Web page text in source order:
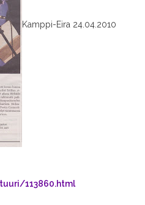
Kamppi-Eira 24.04.2010
113860.html